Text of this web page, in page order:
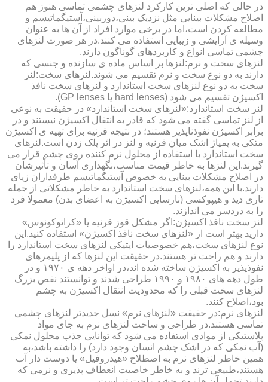
در حالی که اصلی ترین کارکرد لنزهای چشمی تماسی هنوز هم
اصلاح مشکلات بینایی مثل نزدیک بینی،دوربینی،آستیگماتیسم و
مطالعه کردن است،اما در برخی موارد افراد از آن ها به عنوان
وسیله ی آرایشی و زیبایی استفاده می کنند.در هر صورت لنزهای
چشمی تماسی انواع و کاربردهای گوناگون دارند.
لنزهای سخت و نرم:لنزها بر اساس ماده ی سازنده و جنسی که
دارند به دو نوع سخت و نرم تقسیم می شوند.لنزهای سخت:لنز
سخت به دو نوع لنزهای سخت استاندارد و لنزهای سخت نافذ
اکسیژن تقسیم می شود (hard lenses یا GP lenses).
لنز سخت استاندارد:«لنزهای سخت استاندارد» در حقیقت به نوعی
از لنز تماسی گفته می شود که قادر به انتقال اکسیژن نیستند و در
برابر اکسیژن نفوذناپذیر هستند؛ در نتیجه قرنیه برای تهیه ی اکسیژن
متکی به پمپاژ اشک میان قرنیه و لنز در اثر پلک زدن است.لنزهای
سخت استاندارد با استفاده از محلول نرم کننده روی چشم قرار می
گیرند.این لنزها به خاطر قیمت مناسب،نگهداری آسان و تأثیرشان
در اصلاح مشکلات بینایی به خصوص آستیگماتیسم طرفداران زیای
دارند.با این همه،لنزهای سخت استاندارد به خاطر مشکلاتی از جمله
تاری دید و هیپوکسی (نارسایی اکسیژن به اعضای بدن) معمولا فرد
را به دردسر می اندازند.
لنز سخت نافذ اکسیژن:اگر مشکل قوز قرنیه یا «کراتوکونوس»
دارید بهتر است از «لنزهای سخت نافذ اکسیژن» استفاده کنید.این
نوع لنزهای سخت،هم خصوصیات اپتیکی لنزهای سخت استاندارد را
دارند و هم راحت تر هستند.در حقیقت این لنزها که از پلیمرهای
نفوذپذیر به اکسیژن ساخته شده اند،در اواخر دهه ی ۱۹۷۰ و در
طول دهه های ۱۹۸۰ و ۱۹۹۰ طراحی شدند و توانستند نقص بزرگ
لنزهای سخت قبلی را که محدودیت انتقال اکسیژن به چشم
بود،اصلاح کنند.
لنزهای نرم:در حقیقت «لنزهای نرم» نسل جدیدتر لنزهای چشمی
تماسی هستند.در طراحی و ساخت لنزهای نرم به جای مواد
پلاستیکی از موادی استفاده می شود که توانایی جذب محلول نمکی
(آب نمکی که در اشک چشم انسان وجود دارد) را داشته باشد،به
همین خاطر لنزهای نرم به اصطلاح «هیدروفیل» یا دوست دار آب
هستند،طبیعی ترند و به خاطر خاصیت انعطاف پذیری و نرمی که